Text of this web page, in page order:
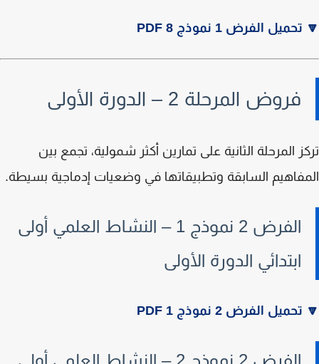
تحميل الفرض 1 نموذج 8 PDF
فروض المرحلة 2 – الدورة الأولى
المرحلة الثانية على تمارين أكثر شمولية، تجمع بين
السابقة وتطبيقاتها في وضعيات إدماجية بسيطة.
الفرض 2 نموذج 1 – النشاط العلمي أولى
ابتدائي الدورة الأولى
تحميل الفرض 2 نموذج 1 PDF